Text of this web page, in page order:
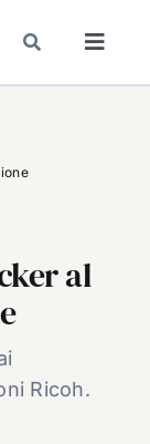
al
Ricoh.